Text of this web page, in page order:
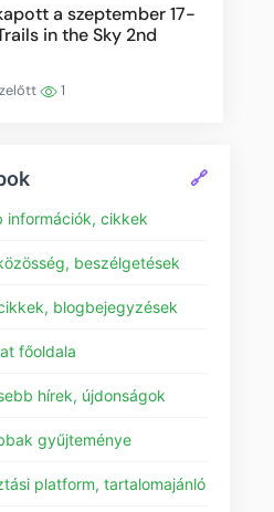
a szeptember 17-
in the Sky 2nd
1
🔗
információk, cikkek
beszélgetések
blogbejegyzések
főoldala
hírek, újdonságok
gyűjteménye
platform, tartalomajánló